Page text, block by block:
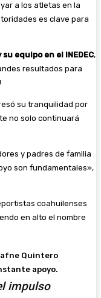
a los atletas en la
es clave para
equipo en el INEDEC,
resultados para
su tranquilidad por
no solo continuará
y padres de familia
son fundamentales»,
coahuilenses
en alto el nombre
Quintero
apoyo.
impulso